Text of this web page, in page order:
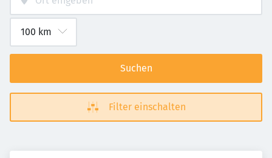
Suchen
Filter einschalten